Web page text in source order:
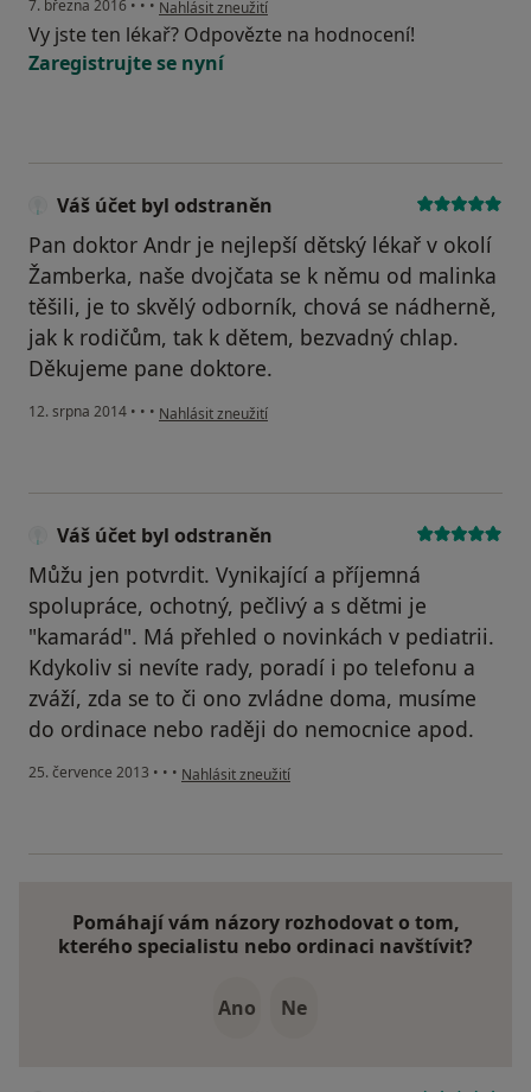
7. března 2016 • • • Nahlásit zneužití
Vy jste ten lékař? Odpovězte na hodnocení!
Zaregistrujte se nyní
Váš účet byl odstraněn
Pan doktor Andr je nejlepší dětský lékař v okolí
Žamberka, naše dvojčata se k němu od malinka
těšili, je to skvělý odborník, chová se nádherně,
jak k rodičům, tak k dětem, bezvadný chlap.
Děkujeme pane doktore.
12. srpna 2014 • • • podle názoru uživatele Váš účet byl odstraněn
Nahlásit zneužití
Váš účet byl odstraněn
Můžu jen potvrdit. Vynikající a příjemná
spolupráce, ochotný, pečlivý a s dětmi je
"kamarád". Má přehled o novinkách v pediatrii.
Kdykoliv si nevíte rady, poradí i po telefonu a
zváží, zda se to či ono zvládne doma, musíme
do ordinace nebo raději do nemocnice apod.
25. července 2013 • • • podle názoru uživatele Váš účet byl odstraněn
Nahlásit zneužití
Pomáhají vám názory rozhodovat o tom,
kterého specialistu nebo ordinaci navštívit?
Ano Ne